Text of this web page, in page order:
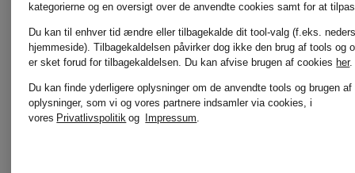
Ribkoff
KENNEL &
& Soul
kategorierne og en oversigt over de anvendte cookies samt for at
Du kan til enhver tid ændre eller tilbagekalde dit tool-valg (f.eks.
hjemmeside). Tilbagekaldelsen påvirker dog ikke den brug af tools og
er sket forud for tilbagekaldelsen. Du kan afvise brugen af cookies her.
Du kan finde yderligere oplysninger om de anvendte tools og brugen af
oplysninger, som vi og vores partnere indsamler via cookies, i
vores Privatlivspolitik og Impressum.